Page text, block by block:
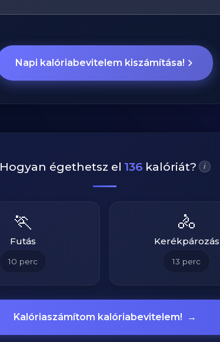
Napi kalóriabevitelem kiszámítása!
Hogyan égethetsz el 136 kalóriát? i
🏃
Futás
10 perc
🚴
Kerékpározás
13 perc
Kalóriaszámítom kalóriabevitelem! →